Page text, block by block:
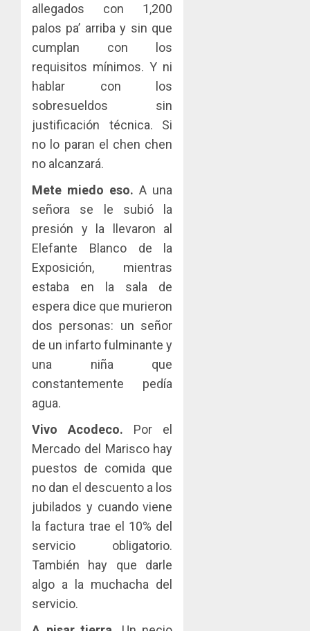
allegados con 1,200
palos pa’ arriba y sin que
cumplan con los
requisitos mínimos. Y ni
hablar con los
sobresueldos sin
justificación técnica. Si
no lo paran el chen chen
no alcanzará.
Mete miedo eso.A una
señora se le subió la
presión y la llevaron al
Elefante Blanco de la
Exposición, mientras
estaba en la sala de
espera dice que murieron
dos personas: un señor
de un infarto fulminante y
una niña que
constantemente pedía
agua.
Vivo Acodeco. Por el
Mercado del Marisco hay
puestos de comida que
no dan el descuento a los
jubilados y cuando viene
la factura trae el 10% del
servicio obligatorio.
También hay que darle
algo a la muchacha del
servicio.